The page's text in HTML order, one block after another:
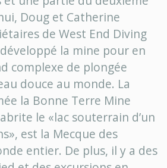
Doug et Catherine
de West End Diving
la mine pour en
complexe de plongée
douce au monde. La
la Bonne Terre Mine
le «lac souterrain d’un
est la Mecque des
entier. De plus, il y a des